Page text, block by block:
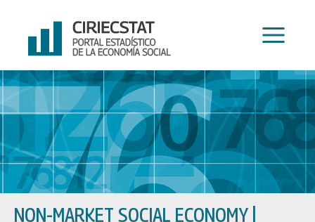
content
NON-MARKET SOCIAL ECONOMY